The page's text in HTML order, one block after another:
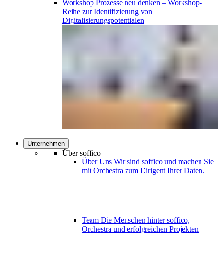
Workshop Prozesse neu denken – Workshop-
Reihe zur Identifizierung von
Digitalisierungspotentialen
Unternehmen
Über soffico
Über Uns Wir sind soffico und machen Sie
mit Orchestra zum Dirigent Ihrer Daten.
Team Die Menschen hinter soffico,
Orchestra und erfolgreichen Projekten